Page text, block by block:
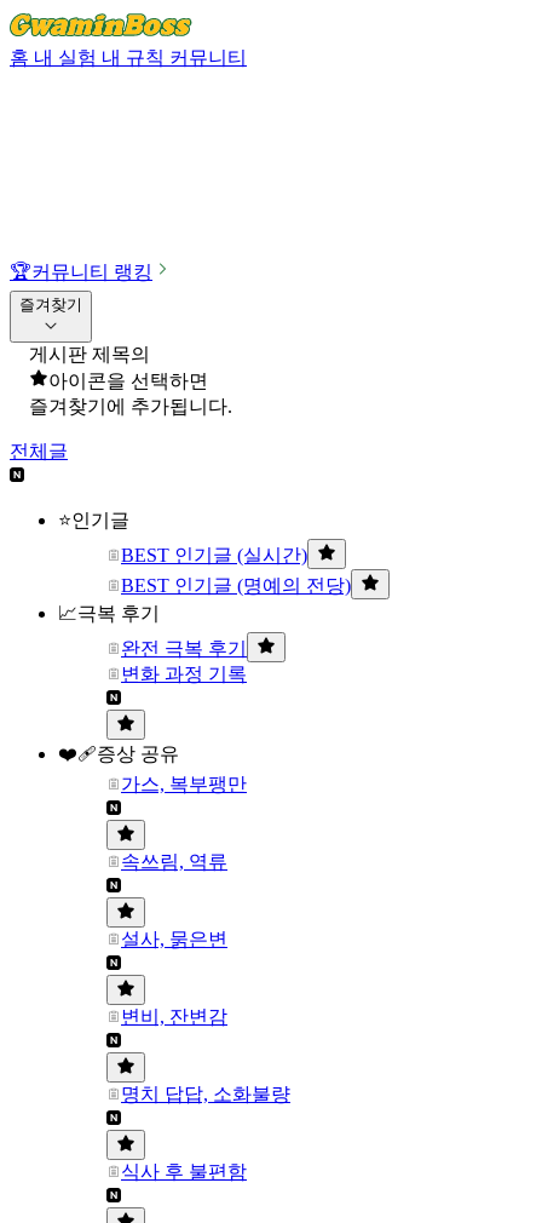
홈 내 실험 내 규칙 커뮤니티
🏆커뮤니티 랭킹
즐겨찾기
게시판 제목의
아이콘을 선택하면
즐겨찾기에 추가됩니다.
전체글
⭐인기글
BEST 인기글 (실시간)
BEST 인기글 (명예의 전당)
📈극복 후기
완전 극복 후기
변화 과정 기록
❤️‍🩹증상 공유
가스, 복부팽만
속쓰림, 역류
설사, 묽은변
변비, 잔변감
명치 답답, 소화불량
식사 후 불편함